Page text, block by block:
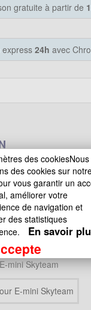
gratuite à partir de
express 24h avec
est destiné aux E-
sont
technique".
mini Skyteam
des cookiesNous
des cookies sur
vous garantir un
améliorer votre
de navigation et
des statistiques
En savoir